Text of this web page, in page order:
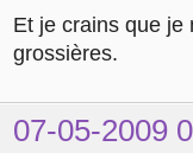
Et je crains que je
grossières.
07-05-2009